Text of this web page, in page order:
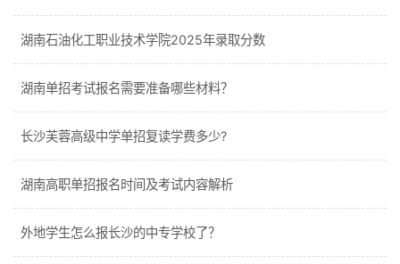
湖南石油化工职业技术学院2025年录取分数
湖南单招考试报名需要准备哪些材料？
长沙芙蓉高级中学单招复读学费多少?
湖南高职单招报名时间及考试内容解析
外地学生怎么报长沙的中专学校了？